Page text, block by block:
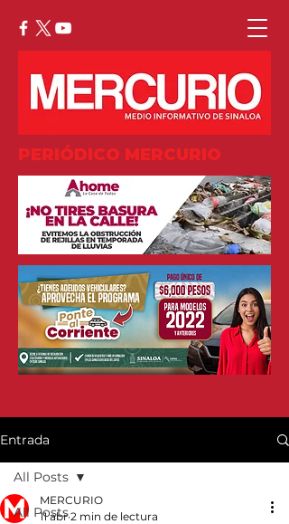
PERIÓDICO MERCURIO
Entrada
All Posts
All Posts
MERCURIO
11 abr 2 min de lectura